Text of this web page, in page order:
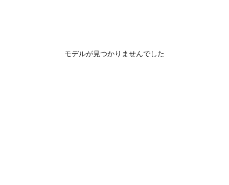
モデルが見つかりませんでした